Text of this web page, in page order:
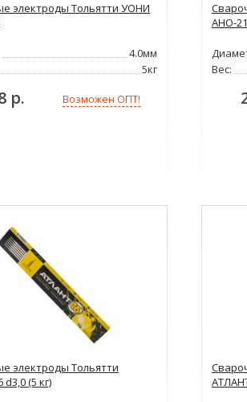
электроды Тольятти УОНИ
4.0мм
5кг
р. Возможен ОПТ!
АНО-
Вес:
электроды Тольятти
(5 кг)